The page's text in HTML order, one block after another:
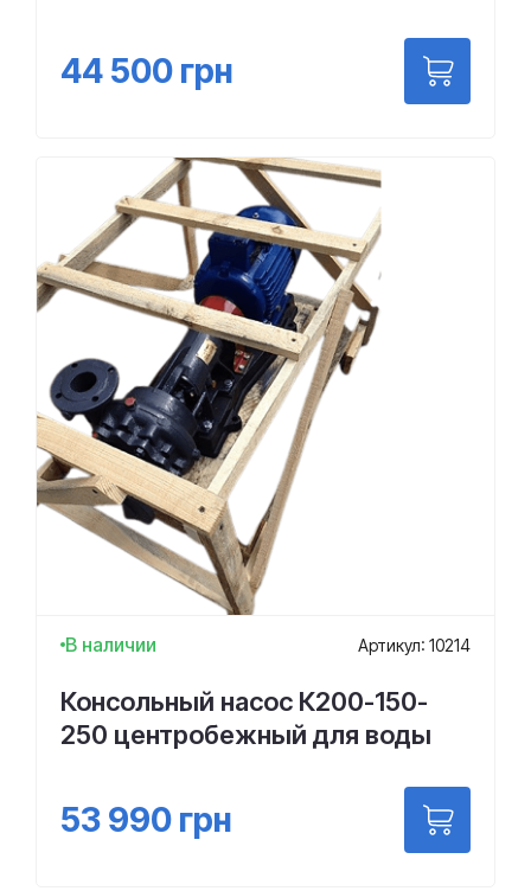
44 500 грн
В наличии Артикул: 10214
Консольный насос К200-150-
250 центробежный для воды
53 990 грн